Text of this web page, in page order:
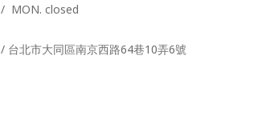
/ MON. closed
/ 台北市大同區南京西路64巷10弄6號